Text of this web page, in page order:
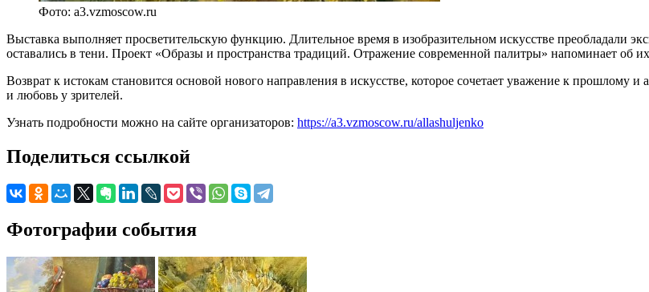
Фото: a3.vzmoscow.ru
Выставка выполняет просветительскую функцию. Длительное время в изобразительном искусстве преобладали
оставались в тени. Проект «Образы и пространства традиций. Отражение современной палитры» напоминает об
Возврат к истокам становится основой нового направления в искусстве, которое сочетает уважение к прошлому
и любовь у зрителей.
Узнать подробности можно на сайте организаторов: https://a3.vzmoscow.ru/allashuljenko
Поделиться ссылкой
Фотографии события